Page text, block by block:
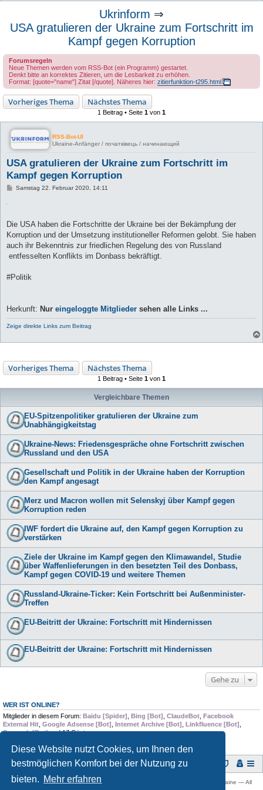
Diese Website nutzt Cookies, um Ihnen den
bestmöglichen Komfort bei der Nutzung zu
bieten.
Mehr erfahren
Ukrinform ⇒
USA gratulieren der Ukraine zum Fortschritt im
Kampf gegen Korruption
Forumsregeln
Neue Themen werden vom RSS-Bot (ein Programm) gestartet.
Denkt bitte an korrektes Zitieren, um die Lesbarkeit zu erhöhen.
Format: [quote="name"] Zitat [/quote]. Näheres hier: zitierfunktion-t295.html
Vorheriges Thema Nächstes Thema
1 Beitrag • Seite 1 von 1
RSS-Bot-UI
Ukraine-Anfänger / початківець / начинающий
USA gratulieren der Ukraine zum Fortschritt im
Kampf gegen Korruption
B
a
Samstag 22. Februar 2020, 14:11
Die USA haben die Fortschritte der Ukraine bei der Bekämpfung der
Korruption und der Umsetzung institutioneller Reformen gelobt. Sie haben
auch ihr Bekenntnis zur friedlichen Regelung des von Russland
entfesselten Konflikts im Donbass bekräftigt.
#Politik
Herkunft: Nur eingeloggte Mitglieder sehen alle Links ...
Zeige direkte Links zum Beitrag
Vorheriges Thema Nächstes Thema
1 Beitrag • Seite 1 von 1
Vergleichbare Themen
EU-Spitzenpolitiker gratulieren der Ukraine zum
Unabhängigkeitstag
Ukraine-News: Friedensgespräche ohne Fortschritt zwischen
Russland und den USA
Gesellschaft und Politik in der Ukraine haben der Korruption
den Kampf angesagt
Merz und Macron wollen mit Selenskyj über Kampf gegen
Korruption reden
IWF fordert die Ukraine auf, den Kampf gegen Korruption zu
verstärken
Ziele der Ukraine im Kampf gegen den Klimawandel, Studie
über Waffenlieferungen in den besetzten Teil des Donbass,
Kampf gegen COVID-19 und weitere Themen
Russland-Ukraine-Ticker: Kein Fortschritt bei Außenminister-
Treffen
EU-Beitritt der Ukraine: Fortschritt mit Hindernissen
EU-Beitritt der Ukraine: Fortschritt mit Hindernissen
Gehe zu
WER IST ONLINE?
Mitglieder in diesem Forum: Baidu [Spider] Bing [Bot] ClaudeBot Facebook
External Hit Google Adsense [Bot] Internet Archive [Bot] Linkfluence [Bot]
Semrush [Bot]und 17 Gäste
Foren-Übersicht
Copyright © 2009 -2026 Ukraine-Forum: Infos, Tipps und Diskussionen zur Ukraine — All